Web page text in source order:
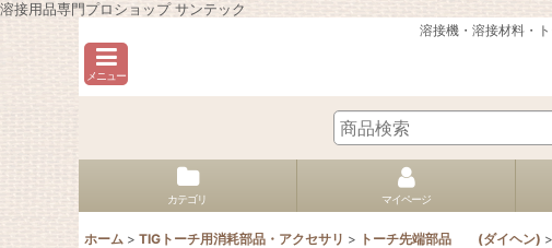
溶接用品専門プロショップ サンテック
溶接機・溶接材料・
メニュー
カテゴリ マイページ
ホーム > TIGトーチ用消耗部品・アクセサリ > トーチ先端部品 (ダイヘン) >